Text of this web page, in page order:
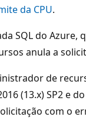
da CPU.
SQL do Azure,
anula a
de
(13.x) SP2 e
com o